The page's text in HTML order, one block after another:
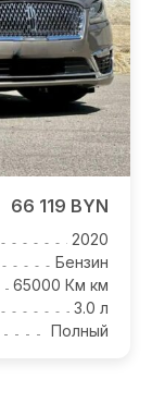
66 119 BYN
2020
Бензин
65000 Км км
3.0 л
Полный